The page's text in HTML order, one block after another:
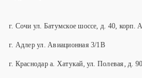
г. Сочи ул. Батумское шоссе, д. 40, корп. А
г. Адлер ул. Авиационная 3/1В
г. Краснодар а. Хатукай, ул. Полевая,